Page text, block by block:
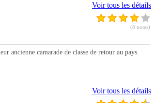
Voir tous les détails
(8 notes)
ancienne camarade de classe de retour au pays.
Voir tous les détails